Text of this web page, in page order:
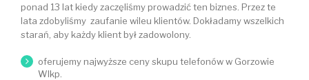
ponad 13 lat kiedy zaczęliśmy prowadzić ten biznes. Przez te
lata zdobyliśmy zaufanie wileu klientów. Dokładamy wszelkich
starań, aby każdy klient był zadowolony.
oferujemy najwyższe ceny skupu telefonów w Gorzowie
Wlkp.